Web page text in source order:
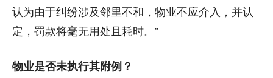
认为由于纠纷涉及邻里不和，物业不应介入，并认
定，罚款将毫无用处且耗时。”
物业是否未执行其附例？